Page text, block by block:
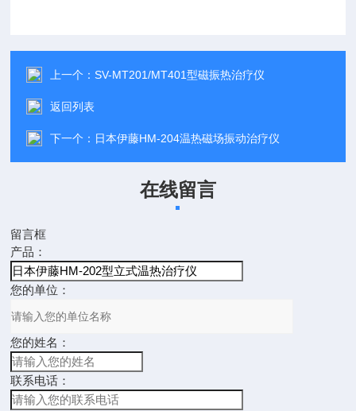
上一个：SV-MT201/MT401型磁振热治疗仪
返回列表
下一个： 日本伊藤HM-204温热磁场振动治疗仪
在线留言
留言框
产品：
您的单位：
您的姓名：
联系电话：